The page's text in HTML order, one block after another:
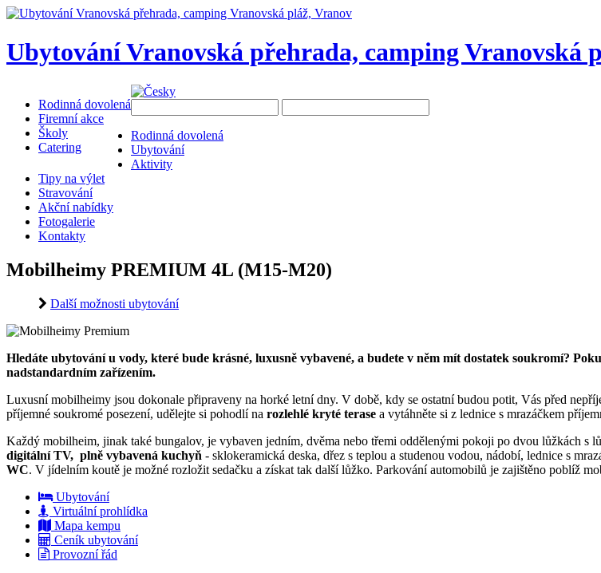
Ubytování Vranovská přehrada, camping Vranovská
Rodinná dovolená
Firemní akce
Školy
Catering
Rodinná dovolená
Ubytování
Aktivity
Tipy na výlet
Stravování
Akční nabídky
Fotogalerie
Kontakty
Mobilheimy PREMIUM 4L (M15-M20)
Další možnosti ubytování
Hledáte ubytování u vody, které bude krásné, luxusně vybavené, a budete v něm mít dostatek soukromí?
nadstandardním zařízením.
Luxusní mobilheimy jsou dokonale připraveny na horké letní dny. V době, kdy se ostatní budou potit, Vás před
příjemné soukromé posezení, udělejte si pohodlí na rozlehlé kryté terase a vytáhněte si z lednice s mrazáčkem
Každý mobilheim, jinak také bungalov, je vybaven jedním, dvěma nebo třemi oddělenými pokoji po dvou lůžkách
digitální TV, plně vybavená kuchyň - sklokeramická deska, dřez s teplou a studenou vodou, nádobí, lednice s
WC. V jídelním koutě je možné rozložit sedačku a získat tak další lůžko. Parkování automobilů je zajištěno poblíž
Ubytování
Virtuální prohlídka
Mapa kempu
Ceník ubytování
Provozní řád